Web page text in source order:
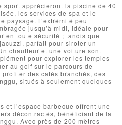
sport apprécieront la piscine de 40
les services de spa et le
paysage. L’extrémité peu
jusqu’à midi, idéale pour
en toute sécurité ; tandis que
parfait pour siroter un
chauffeur et une voiture sont
pour explorer les temples
au golf sur le parcours de
des cafés branchés, des
situés à seulement quelques
et l’espace barbecue offrent une
décontractés, bénéficiant de la
Avec près de 200 mètres